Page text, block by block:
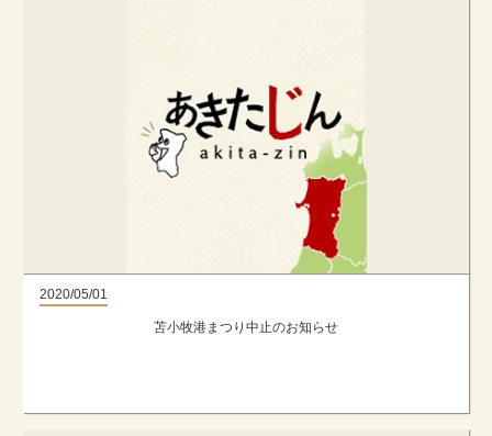
2020/05/01
苫小牧港まつり中止のお知らせ